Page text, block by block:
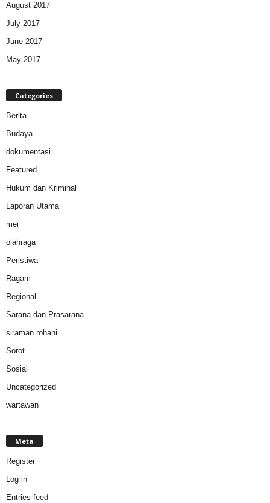
August 2017
July 2017
June 2017
May 2017
Categories
Berita
Budaya
dokumentasi
Featured
Hukum dan Kriminal
Laporan Utama
mei
olahraga
Peristiwa
Ragam
Regional
Sarana dan Prasarana
siraman rohani
Sorot
Sosial
Uncategorized
wartawan
Meta
Register
Log in
Entries feed